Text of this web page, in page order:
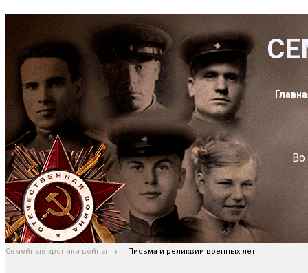
Во
Семейные хроники войны Письма и реликвии военных лет